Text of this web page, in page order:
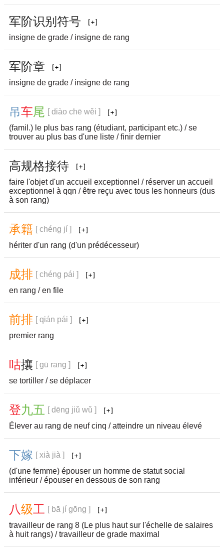
军阶识别 符号
insigne de grade / insigne de rang
军阶章
insigne de grade / insigne de rang
吊车尾 [ diào chē wěi ]
(famil.) le plus bas rang (étudiant, participant etc.) / se
trouver au plus bas d'une liste / finir dernier
高规格接待
faire l'objet d'un accueil exceptionnel / réserver un accueil
exceptionnel à qqn / être reçu avec tous les honneurs (dus
à son rang)
承籍 [ chéng jí ]
hériter d'un rang (d'un prédécesseur)
成排 [ chéng pái ]
en rang / en file
前排 [ qián pái ]
premier rang
咕攘 [ gū rang ]
se tortiller / se déplacer
登九五 [ dēng jiǔ wǔ ]
Élever au rang de neuf cinq / atteindre un niveau élevé
下嫁 [ xià jià ]
(d'une femme) épouser un homme de statut social
inférieur / épouser en dessous de son rang
八级工 [ bā jí gōng ]
travailleur de rang 8 (Le plus haut sur l'échelle de salaires
à huit rangs) / travailleur de grade maximal